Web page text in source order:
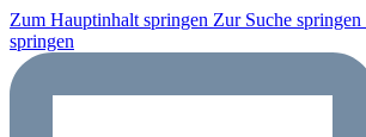
Zum Hauptinhalt springen Zur Suche springen
springen